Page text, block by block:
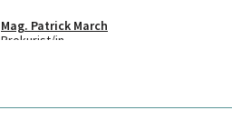
Mag. Patrick March
Prokurist/in